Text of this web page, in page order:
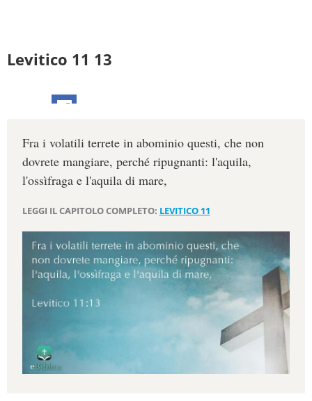
Levitico 11 13
Fra i volatili terrete in abominio questi, che non
dovrete mangiare, perché ripugnanti: l'aquila,
l'ossìfraga e l'aquila di mare,
LEGGI IL CAPITOLO COMPLETO: LEVITICO 11